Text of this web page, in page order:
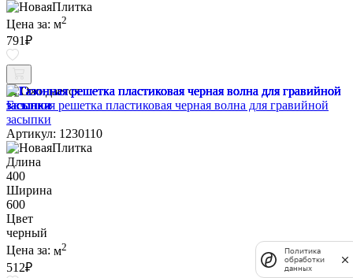
Цена за: м2
791₽
Ожидается
Газонная решетка пластиковая черная волна для гравийной
засыпки
Артикул: 1230110
Длина
400
Ширина
600
Цвет
черный
Цена за: м2
512₽
Политика
обработки
данных